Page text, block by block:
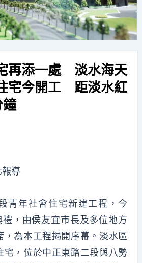
再添一處 淡水海天
宅今開工 距淡水紅
導
青年社會住宅新建工程，今
，由侯友宜市長及多位地方
，為本工程揭開序幕。淡水區
宅，位於中正東路二段與八勢